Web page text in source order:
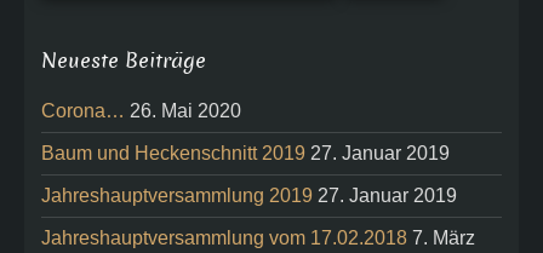
Neueste Beiträge
Corona… 26. Mai 2020
Baum und Heckenschnitt 2019 27. Januar 2019
Jahreshauptversammlung 2019 27. Januar 2019
Jahreshauptversammlung vom 17.02.2018 7. März